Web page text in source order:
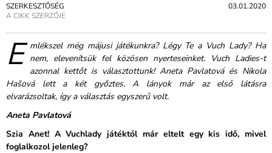
03.01.2020
SZERKESZTŐSÉG
A CIKK SZERZŐJE
E mlékszel még májusi játékunkra? Légy Te a Vuch Lady? Ha
nem, elevenítsük fel közösen nyerteseinket. Vuch Ladies-t
azonnal kettőt is választottunk! Aneta Pavlatová és Nikola
Hašová lett a két győztes. A lányok már az első látásra
elvarázsoltak, így a választás egyszerű volt.
Aneta Pavlatová
Szia Anet! A Vuchlady játéktól már eltelt egy kis idő, mivel
foglalkozol jelenleg?